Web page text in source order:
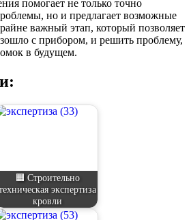
помогает не только точно
но и предлагает возможные
важный этап, который позволяет
с прибором, и решить проблему,
в будущем.
🟧 Строительно
экспертиза
кровли